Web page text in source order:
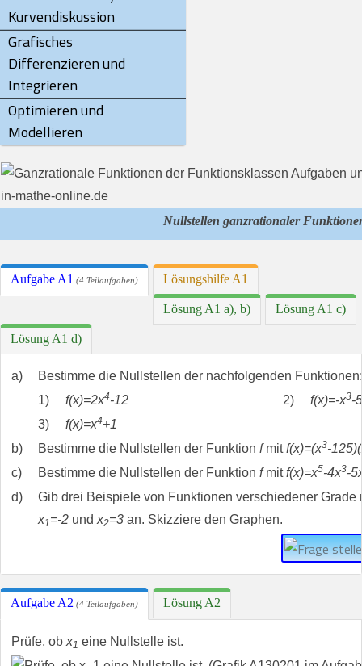
Kurvendiskussion
Grafisches
Differenzieren und
Integrieren
Optimieren und
Modellieren
Nullstellen ganzrationaler
Aufgabe A1 (4 Teilaufgaben) Lösungshilfe A1
Lösung A1 a), b) Lösung A1 c)
Lösung A1 d)
a)
Bestimme die Nullstellen der nachfolgenden Funktionen:
1)
f(x)=2x4-12 2) f(x)=-x3-
3)
f(x)=x4+1
b)
Bestimme die Nullstellen der Funktion fmitf(x)=(x3-
c)
Bestimme die Nullstellen der Funktion fmitf(x)=x5-4x3-
d)
Gib drei Beispiele von Funktionen verschiedener
x1=-2 und x2=3 an. Skizziere den Graphen.
Aufgabe A2 (4 Teilaufgaben) Lösung A2
Prüfe, ob x1 eine Nullstelle ist.